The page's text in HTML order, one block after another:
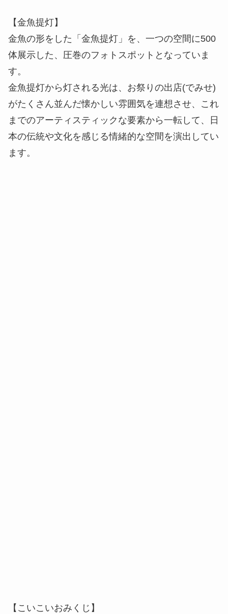
【金魚提灯】
金魚の形をした「金魚提灯」を、一つの空間に500
体展示した、圧巻のフォトスポットとなっていま
す。
金魚提灯から灯される光は、お祭りの出店(でみせ)
がたくさん並んだ懐かしい雰囲気を連想させ、これ
までのアーティスティックな要素から一転して、日
本の伝統や文化を感じる情緒的な空間を演出してい
ます。
【こいこいおみくじ】